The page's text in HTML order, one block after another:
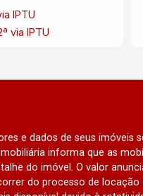
IPTU
via IPTU
e dados de seus imóveis
informa que as
do imóvel. O valor
do processo de